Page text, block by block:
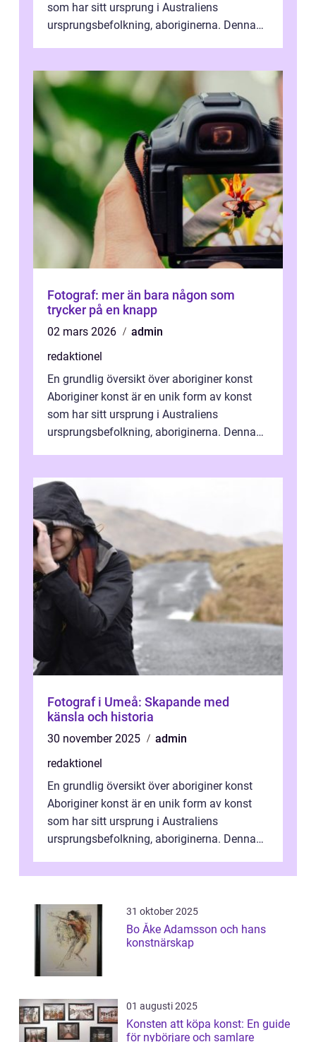
som har sitt ursprung i Australiens
ursprungsbefolkning, aboriginerna. Denna
Fotograf: mer än bara någon som
trycker på en knapp
02 mars 2026
admin
redaktionel
En grundlig översikt över aboriginer konst
Aboriginer konst är en unik form av konst
som har sitt ursprung i Australiens
ursprungsbefolkning, aboriginerna. Denna
Fotograf i Umeå: Skapande med
känsla och historia
30 november 2025
admin
redaktionel
En grundlig översikt över aboriginer konst
Aboriginer konst är en unik form av konst
som har sitt ursprung i Australiens
ursprungsbefolkning, aboriginerna. Denna
31 oktober 2025
Bo Åke Adamsson och hans
konstnärskap
01 augusti 2025
Konsten att köpa konst: En guide
för nybörjare och samlare